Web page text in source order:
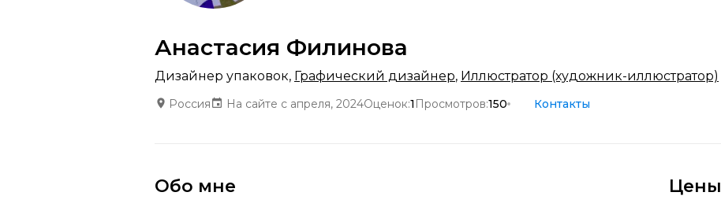
Анастасия Филинова
Дизайнер упаковок, Графический дизайнер, Иллюстратор (художник-иллюстратор)
Россия На сайте с апреля, 2024Оценок:1Просмотров:150 Контакты
Обо мне Цены